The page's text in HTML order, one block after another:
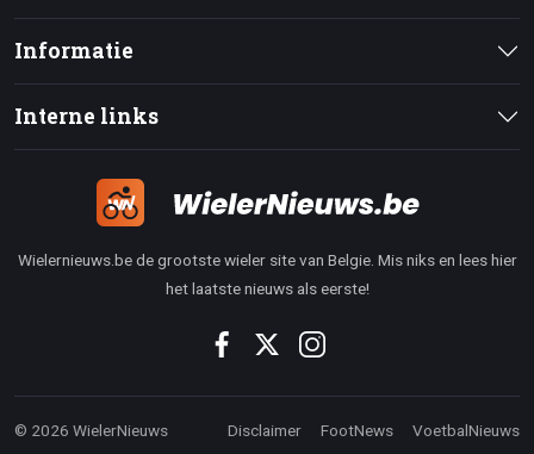
Informatie
Interne links
Wielernieuws.be de grootste wieler site van Belgie. Mis niks en lees hier
het laatste nieuws als eerste!
© 2026 WielerNieuws Disclaimer FootNews VoetbalNieuws